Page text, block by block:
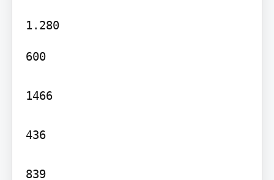
1.280
600
1466
436
839